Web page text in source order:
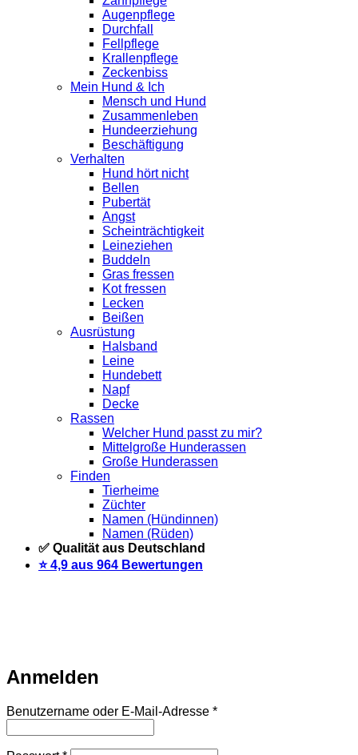
Augenpflege
Durchfall
Fellpflege
Krallenpflege
Zeckenbiss
Mein Hund & Ich
Mensch und Hund
Zusammenleben
Hundeerziehung
Beschäftigung
Verhalten
Hund hört nicht
Bellen
Pubertät
Angst
Scheinträchtigkeit
Leineziehen
Buddeln
Gras fressen
Kot fressen
Lecken
Beißen
Ausrüstung
Halsband
Leine
Hundebett
Napf
Decke
Rassen
Welcher Hund passt zu mir?
Mittelgroße Hunderassen
Große Hunderassen
Finden
Tierheime
Züchter
Namen (Hündinnen)
Namen (Rüden)
✅ Qualität aus Deutschland
⭐️ 4,9 aus 964 Bewertungen
Anmelden
Benutzername oder E-Mail-Adresse *Erforderlich